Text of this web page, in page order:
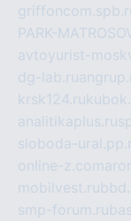
PARK-
avtoyurist-
dg-lab.ru
krsk124.ru
analitikaplus.ru
sloboda-
online-z.com
mobilvest.ru
smp-forum.ru